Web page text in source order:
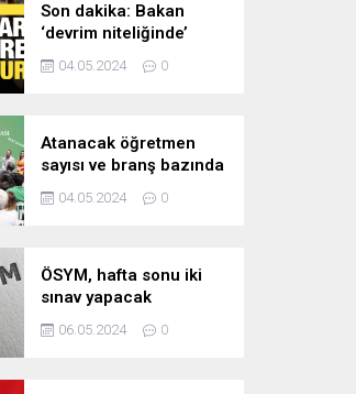
Son dakika: Bakan
‘devrim niteliğinde’
deyip duyurdu!
Milyonları ilgilendiren
04.05.2024 0
Atanacak öğretmen
sayısı ve branş bazında
kontenjan dağılımları
pazartesi belli oluyor
04.05.2024 0
ÖSYM, hafta sonu iki
sınav yapacak
06.05.2024 0